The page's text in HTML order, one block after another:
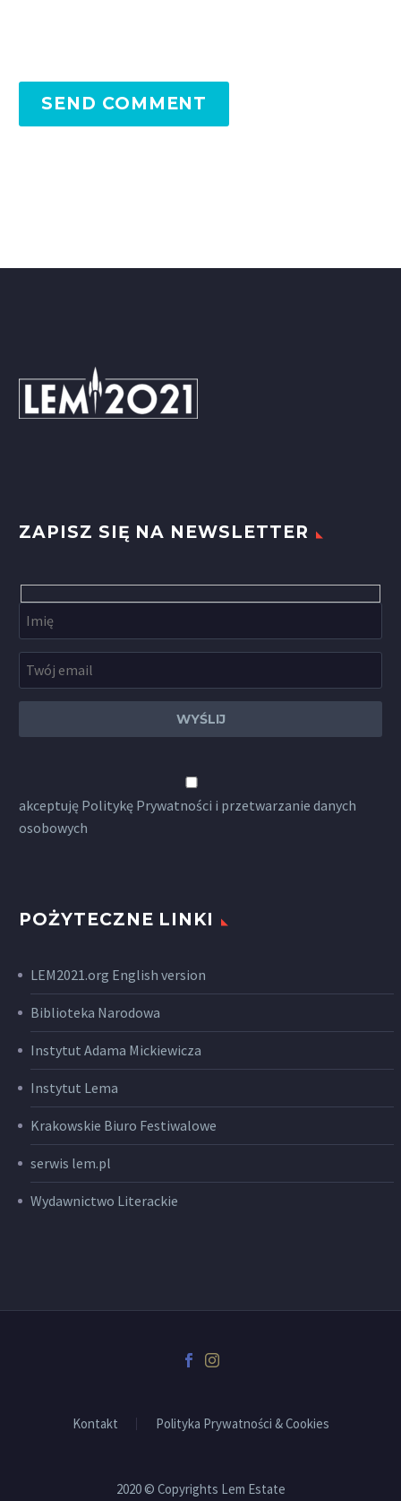
SEND COMMENT
ZAPISZ SIĘ NA NEWSLETTER
akceptuję Politykę Prywatności i przetwarzanie danych
osobowych
POŻYTECZNE LINKI
LEM2021.org English version
Biblioteka Narodowa
Instytut Adama Mickiewicza
Instytut Lema
Krakowskie Biuro Festiwalowe
serwis lem.pl
Wydawnictwo Literackie
Kontakt Polityka Prywatności & Cookies
2020 © Copyrights Lem Estate